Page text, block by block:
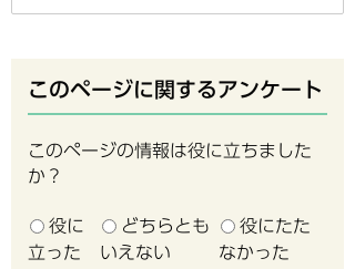
このページに関するアンケート
このページの情報は役に立ちました
か？
役に
立った
どちらとも
いえない
役にたた
なかった